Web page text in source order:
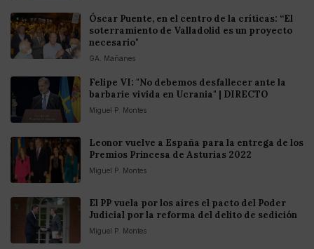
Óscar Puente, en el centro de la críticas: “El
soterramiento de Valladolid es un proyecto
necesario"
GA. Mañanes
Felipe VI: "No debemos desfallecer ante la
barbarie vivida en Ucrania" | DIRECTO
Miguel P. Montes
Leonor vuelve a España para la entrega de los
Premios Princesa de Asturias 2022
Miguel P. Montes
El PP vuela por los aires el pacto del Poder
Judicial por la reforma del delito de sedición
Miguel P. Montes